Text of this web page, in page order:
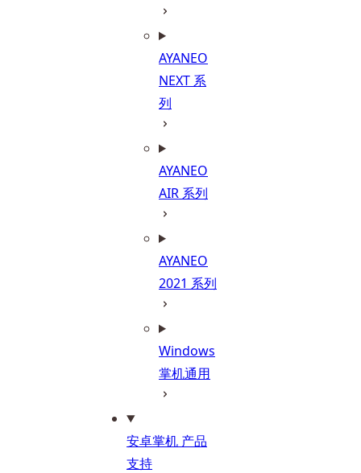
AYANEO
NEXT 系
列
AYANEO
AIR 系列
AYANEO
2021 系列
Windows
掌机通用
安卓掌机 产品
支持